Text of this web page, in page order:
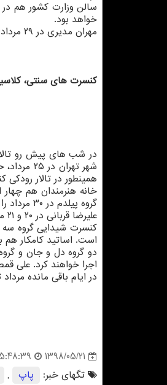
خواهد بود.
مهران مدیری در ۲۹ مرداد در هتل اسپیناس و علی پرمهر با یك اجرای آذربایجانی در هتل المپیك اجرا خواهند كرد.
كنسرت های سنتی،
همینطور در تالار رودكی كنسرت
گروه پیلدم در ۳۰ مرداد را میزبانی خواهد نمود.
علیرضا قربانی در ۲۰ و ۲۱ مرداد در كاخ سعدآباد و سالار عقیلی در ۳۰ مرداد در سالن میلاد نمایشگاه به روی صحنه خواهند رفت.
است. اساتید كامكار هم با
اجرا خواهند كرد. علی قمصری هم در دو روز ۲۳ و ۲۴ مرداد
در ایام باقی مانده مرداد تنها یك اجرای
1398/05/21
تگهای خبر:
پاپ ,